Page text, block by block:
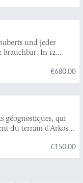
und jeder
In 12
€680.00
géognostiques, qui
du terrain d'Arkose
€150.00